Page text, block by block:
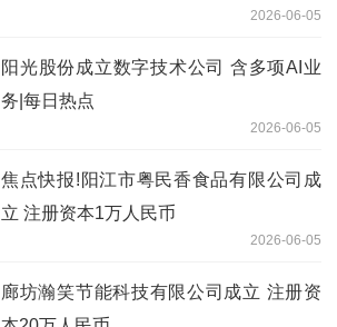
2026-06-05
阳光股份成立数字技术公司 含多项AI业
务|每日热点
2026-06-05
焦点快报!阳江市粤民香食品有限公司成
立 注册资本1万人民币
2026-06-05
廊坊瀚笑节能科技有限公司成立 注册资